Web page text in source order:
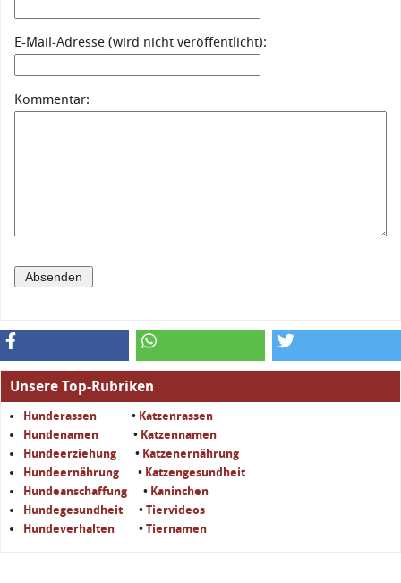
E-Mail-Adresse (wird nicht veröffentlicht):
Kommentar:
Unsere Top-Rubriken
Hunderassen • Katzenrassen
Hundenamen
• Katzennamen
Hundeerziehung • Katzenernährung
Hundeernährung • Katzengesundheit
Hundeanschaffung • Kaninchen
Hundegesundheit • Tiervideos
Hundeverhalten • Tiernamen